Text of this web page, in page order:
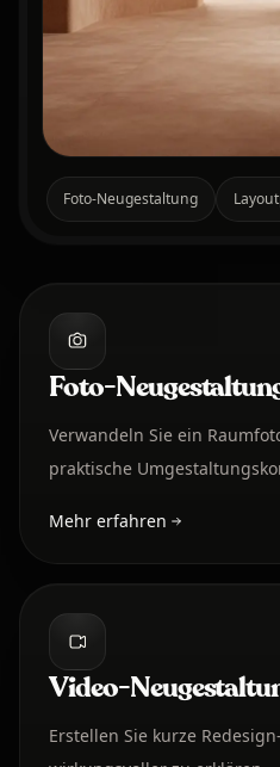
Foto-Neugestaltung
Foto-
Verwandeln Sie ein
praktische
Mehr erfahren
Video-
Erstellen Sie kurze